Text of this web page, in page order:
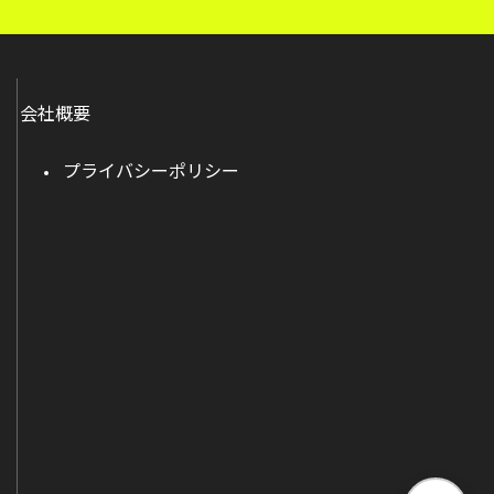
会社概要
プライバシーポリシー